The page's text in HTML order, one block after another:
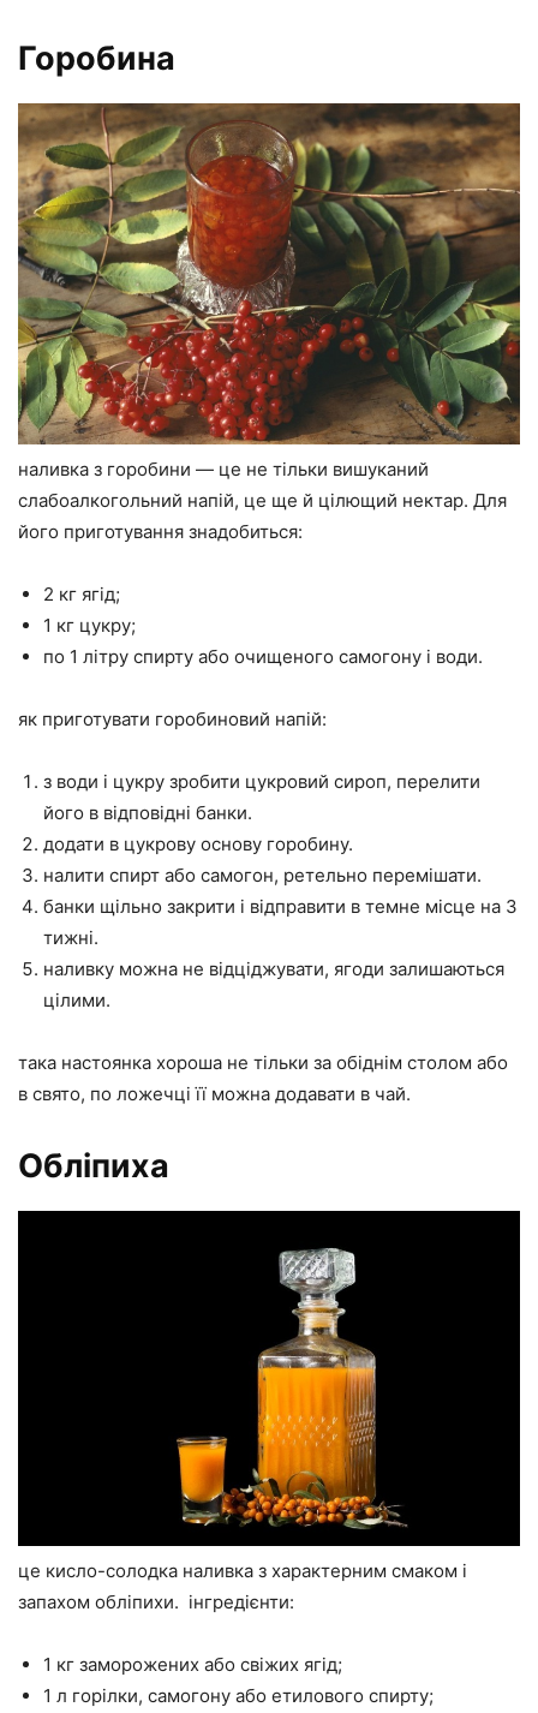
Горобина
наливка з горобини — це не тільки вишуканий
слабоалкогольний напій, це ще й цілющий нектар. Для
його приготування знадобиться:
2 кг ягід;
1 кг цукру;
по 1 літру спирту або очищеного самогону і води.
як приготувати горобиновий напій:
з води і цукру зробити цукровий сироп, перелити
його в відповідні банки.
додати в цукрову основу горобину.
налити спирт або самогон, ретельно перемішати.
банки щільно закрити і відправити в темне місце на 3
тижні.
наливку можна не відціджувати, ягоди залишаються
цілими.
така настоянка хороша не тільки за обіднім столом або
в свято, по ложечці її можна додавати в чай.
Обліпиха
це кисло-солодка наливка з характерним смаком і
запахом обліпихи. інгредієнти:
1 кг заморожених або свіжих ягід;
1 л горілки, самогону або етилового спирту;